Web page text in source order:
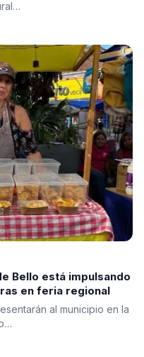
impulsando
en feria regional
al municipio en la